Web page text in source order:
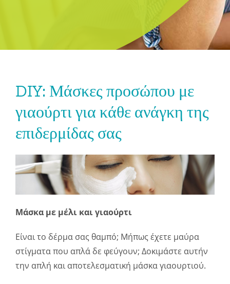
DIY: Μάσκες προσώπου με
γιαούρτι για κάθε ανάγκη της
επιδερμίδας σας
Μάσκα με μέλι και γιαούρτι
Είναι το δέρμα σας θαμπό; Μήπως έχετε μαύρα
στίγματα που απλά δε φεύγουν; Δοκιμάστε αυτήν
την απλή και αποτελεσματική μάσκα γιαουρτιού.